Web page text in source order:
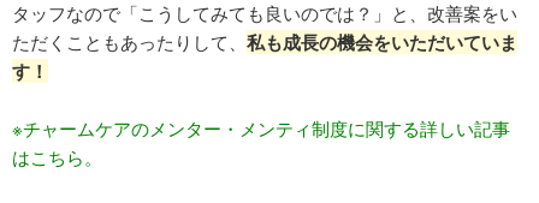
タッフなので「こうしてみても良いのでは？」と、改善案をい
ただくこともあったりして、 私も成長の機会をいただいていま
す！
※チャームケアのメンター・メンティ制度に関する詳しい記事
はこちら。